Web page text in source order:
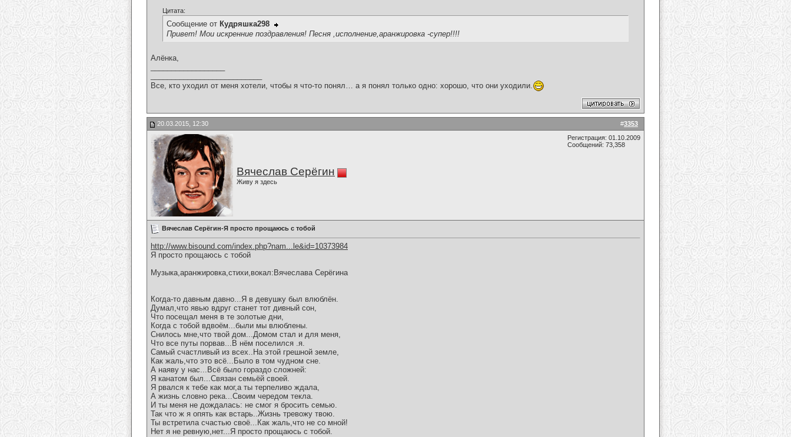
Цитата:
Сообщение от Кудряшка298
Привет! Мои искренние поздравления! Песня ,исполнение,аранжировка -супер!!!!
Алёнка,
Все, кто уходил от меня хотели, чтобы я что-то понял… а я понял только одно: хорошо, что они уходили.
#3353
20.03.2015, 12:30
Вячеслав Серёгин
Живу я здесь
Регистрация: 01.10.2009
Сообщений: 73,358
Вячеслав Серёгин-Я просто прощаюсь с тобой
http://www.bisound.com/index.php?nam...le&id=10373984
Я просто прощаюсь с тобой
Музыка,аранжировка,стихи,вокал:Вячеслава Серёгина
Когда-то давным давно...Я в девушку был влюблён.
Думал,что явью вдруг станет тот дивный сон,
Что посещал меня в те золотые дни,
Когда с тобой вдвоём...были мы влюблены.
Снилось мне,что твой дом...Домом стал и для меня,
Что все путы порвав...В нём поселился .я.
Самый счастливый из всех..На этой грешной земле,
Как жаль,что это всё...Было в том чудном сне.
А наяву у нас...Всё было гораздо сложней:
Я канатом был...Связан семьёй своей.
Я рвался к тебе как мог,а ты терпеливо ждала,
А жизнь словно река...Своим чередом текла.
И ты меня не дождалась: не смог я бросить семью.
Так что ж я опять как встарь..Жизнь тревожу твою.
Ты встретила счастью своё...Как жаль,что не со мной!
Нет я не ревную,нет...Я просто прощаюсь с тобой.